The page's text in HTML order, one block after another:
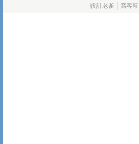
設計老爹 窩客幫